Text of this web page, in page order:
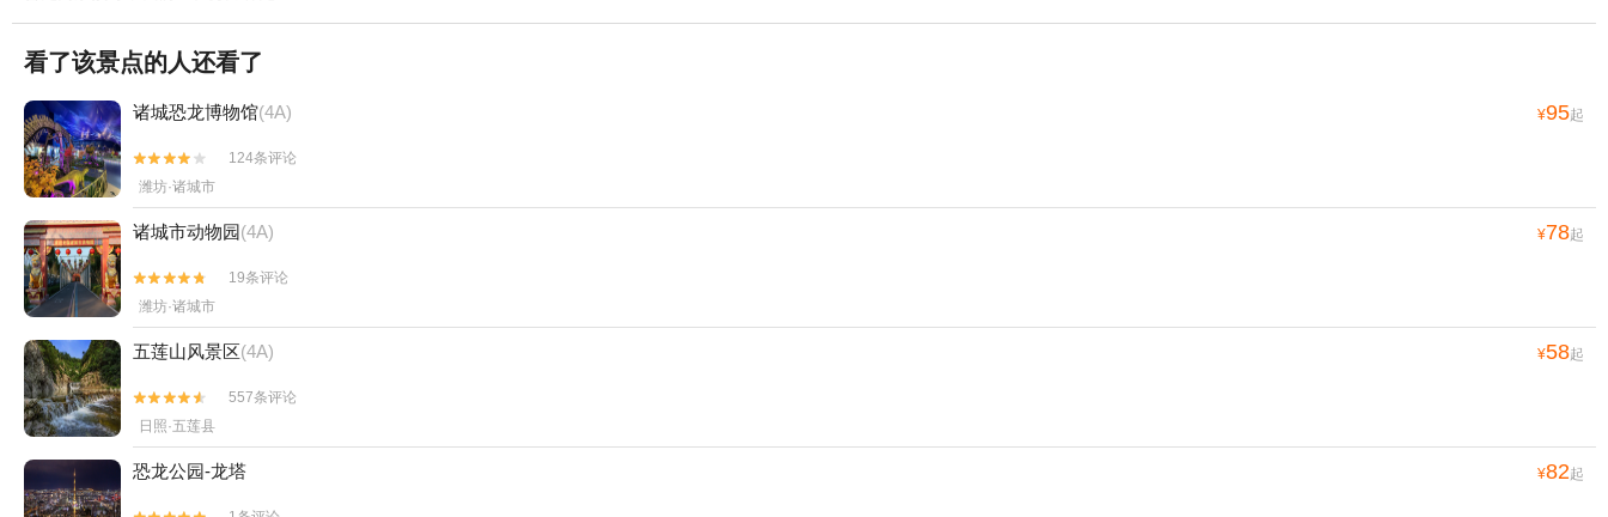
看了该景点的人还看了
诸城恐龙博物馆(4A) ¥95起


124条评论
潍坊·诸城市
诸城市动物园(4A) ¥78起


19条评论
潍坊·诸城市
五莲山风景区(4A) ¥58起


557条评论
日照·五莲县
恐龙公园-龙塔 ¥82起